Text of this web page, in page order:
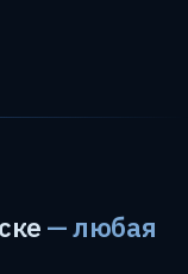
— любая